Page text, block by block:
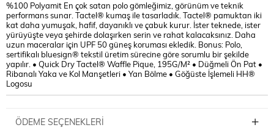
%100 Polyamit En çok satan polo gömleğimiz, görünüm ve teknik
performans sunar. Tactel® kumaş ile tasarladık. Tactel® pamuktan iki
kat daha yumuşak, hafif, dayanıklı ve çabuk kurur. İster teknede, ister
yürüyüşte veya şehirde dolaşırken serin ve rahat kalacaksınız. Daha
uzun maceralar için UPF 50 güneş koruması ekledik. Bonus: Polo,
sertifikalı bluesign® tekstil üretim sürecine göre sorumlu bir şekilde
yapılır. • Quick Dry Tactel® Waffle Pique, 195G/M² • Düğmeli Ön Pat •
Ribanalı Yaka ve Kol Manşetleri • Yan Bölme • Göğüste İşlemeli HH®
Logosu
ÖDEME SEÇENEKLERI